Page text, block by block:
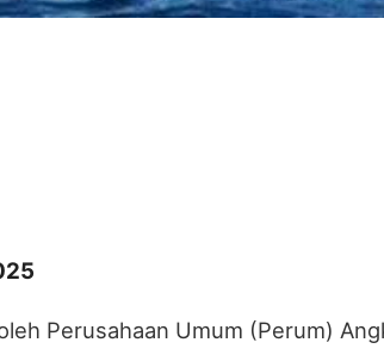
Perusahaan Umum (Perum)